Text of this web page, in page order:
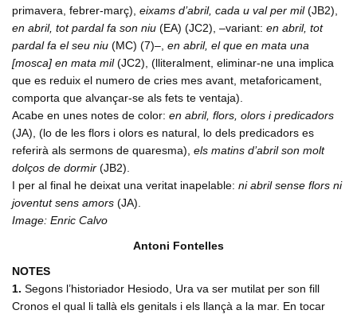
primavera, febrer-març), eixams d’abril, cada u val per mil(JB2),
en abril, tot pardal fa son niu (EA) (JC2), –variant: en abril, tot
pardal fa el seu niu (MC) (7)–, en abril, el que en mata una
[mosca] en mata mil(JC2), (lliteralment, eliminar-ne una implica
que es reduix el numero de cries mes avant, metaforicament,
comporta que alvançar-se als fets te ventaja).
Acabe en unes notes de color: en abril, flors, olors i predicadors
(JA), (lo de les flors i olors es natural, lo dels predicadors es
referirà als sermons de quaresma), els matins d’abril son molt
dolços de dormir (JB2).
I per al final he deixat una veritat inapelable: ni abril sense flors ni
joventut sens amors (JA).
Image: Enric Calvo
Antoni Fontelles
NOTES
1. Segons l’historiador Hesiodo, Ura va ser mutilat per son fill
Cronos el qual li tallà els genitals i els llançà a la mar. En tocar